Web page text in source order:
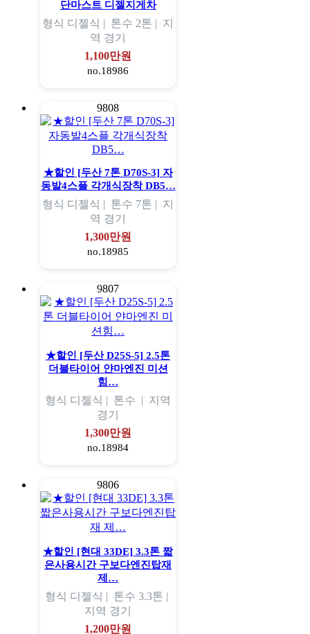
단마스트 디젤지게차
형식 디젤식 | 톤수 2톤 | 지
역 경기
1,100만원
no.18986
9808
★할인 [두산 7톤 D70S-3] 자
동발4스플 각개식장착 DB5…
형식 디젤식 | 톤수 7톤 | 지
역 경기
1,300만원
no.18985
9807
★할인 [두산 D25S-5] 2.5톤
더블타이어 얀마엔진 미션
힘…
형식 디젤식 | 톤수 | 지역
경기
1,300만원
no.18984
9806
★할인 [현대 33DE] 3.3톤 짧
은사용시간 구보다엔진탑재
제…
형식 디젤식 | 톤수 3.3톤 |
지역 경기
1,200만원